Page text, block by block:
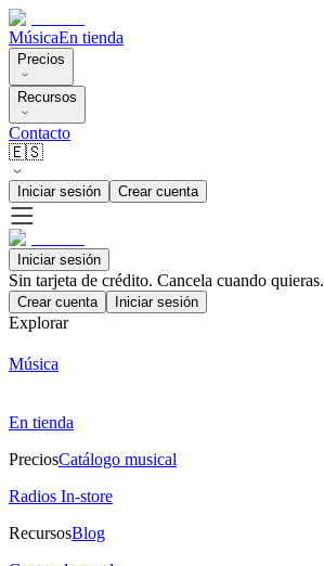
MúsicaEn tienda
Precios
Recursos
Contacto
🇪🇸
Iniciar sesión Crear cuenta
Iniciar sesión
Sin tarjeta de crédito. Cancela cuando quieras.
Crear cuenta Iniciar sesión
Explorar
Música
En tienda
PreciosCatálogo musical
Radios In-store
RecursosBlog